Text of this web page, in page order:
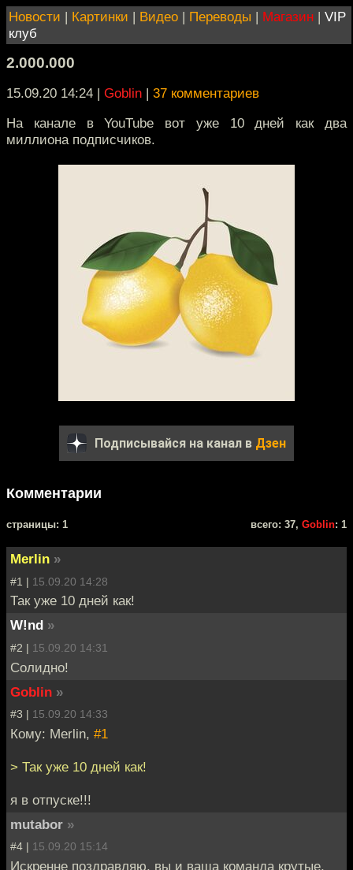
Новости | Картинки | Видео | Переводы | Магазин | VIP
клуб
2.000.000
15.09.20 14:24 | Goblin | 37 комментариев
На канале в YouTube вот уже 10 дней как два
миллиона подписчиков.
Подписывайся на канал в Дзен
Комментарии
cтраницы: 1 всего: 37, Goblin: 1
Merlin »
#1 | 15.09.20 14:28
Так уже 10 дней как!
W!nd »
#2 | 15.09.20 14:31
Солидно!
Goblin »
#3 | 15.09.20 14:33
Кому: Merlin, #1
> Так уже 10 дней как!
я в отпуске!!!
mutabor »
#4 | 15.09.20 15:14
Искренне поздравляю, вы и ваша команда крутые,